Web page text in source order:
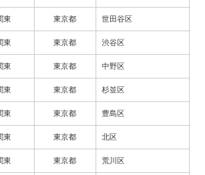
東 東京都 世田谷区
東 東京都 渋谷区
東 東京都 中野区
東 東京都 杉並区
東 東京都 豊島区
東 東京都 北区
東 東京都 荒川区